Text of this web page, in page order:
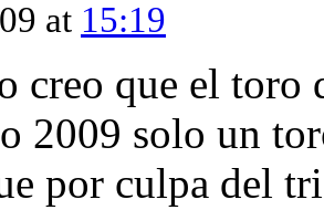
at 15:19
creo que el toro
2009 solo un
por culpa del